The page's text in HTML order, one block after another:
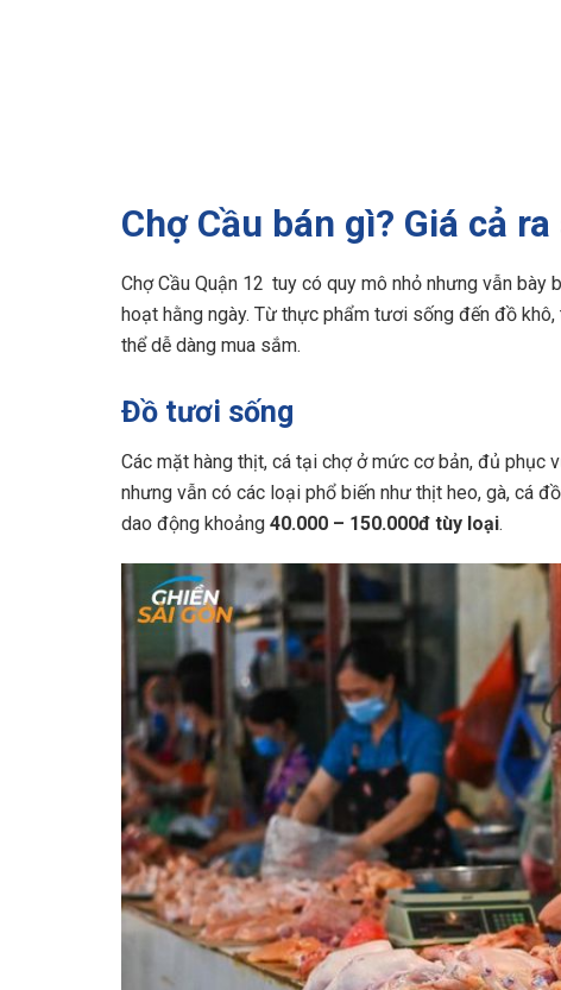
Chợ Cầu bán gì? Giá cả ra
Chợ Cầu Quận 12 tuy có quy mô nhỏ nhưng vẫn
hoạt hằng ngày. Từ thực phẩm tươi sống đến đồ
thể dễ dàng mua sắm.
Đồ tươi sống
Các mặt hàng thịt, cá tại chợ ở mức cơ bản, đủ phục
nhưng vẫn có các loại phổ biến như thịt heo, gà, cá
dao động khoảng 40.000 – 150.000đ tùy loại.